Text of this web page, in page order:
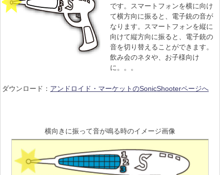
です。スマートフォンを横に向け
て横方向に振ると、電子銃の音が
なります。スマートフォンを縦に
向けて縦方向に振ると、電子銃の
音を切り替えることができます。
飲み会のネタや、お子様向け
に。。。
ダウンロード： アンドロイド・マーケットのSonicShooterページへ
横向きに振って音が鳴る時のイメージ画像